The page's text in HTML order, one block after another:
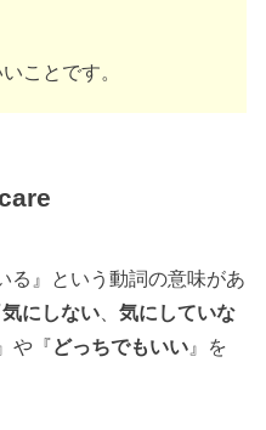
ことです。
る』という動詞の意味があ
気にしない 、気にしていな
』や『どっちでもいい 』を